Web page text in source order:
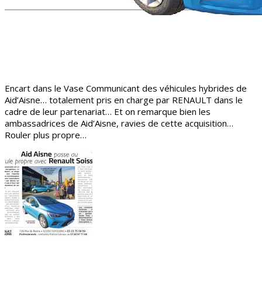
Encart dans le Vase Communicant des véhicules hybrides de
Aid’Aisne… totalement pris en charge par RENAULT dans le
cadre de leur partenariat… Et on remarque bien les
ambassadrices de Aid’Aisne, ravies de cette acquisition…
Rouler plus propre…